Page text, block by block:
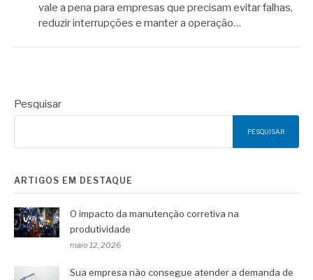
vale a pena para empresas que precisam evitar falhas,
reduzir interrupções e manter a operação…
Pesquisar
PESQUISAR
ARTIGOS EM DESTAQUE
O impacto da manutenção corretiva na
produtividade
maio 12, 2026
Sua empresa não consegue atender a demanda de